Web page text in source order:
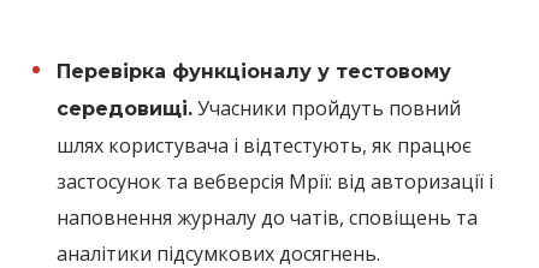
Перевірка функціоналу у тестовому
середовищі. Учасники пройдуть повний
шлях користувача і відтестують, як працює
застосунок та вебверсія Мрії: від авторизації і
наповнення журналу до чатів, сповіщень та
аналітики підсумкових досягнень.